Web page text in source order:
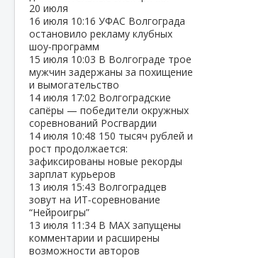
20 июля
16 июля 10:16 УФАС Волгограда
остановило рекламу клубных
шоу‑программ
15 июля 10:03 В Волгограде трое
мужчин задержаны за похищение
и вымогательство
14 июля 17:02 Волгоградские
сапёры — победители окружных
соревнований Росгвардии
14 июля 10:48 150 тысяч рублей и
рост продолжается:
зафиксированы новые рекорды
зарплат курьеров
13 июля 15:43 Волгоградцев
зовут на ИТ‑соревнование
“Нейроигры”
13 июля 11:34 В МАХ запущены
комментарии и расширены
возможности авторов